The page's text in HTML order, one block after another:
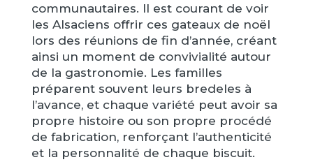
communautaires. Il est courant de voir
les Alsaciens offrir ces gateaux de noël
lors des réunions de fin d’année, créant
ainsi un moment de convivialité autour
de la gastronomie. Les familles
préparent souvent leurs bredeles à
l’avance, et chaque variété peut avoir sa
propre histoire ou son propre procédé
de fabrication, renforçant l’authenticité
et la personnalité de chaque biscuit.